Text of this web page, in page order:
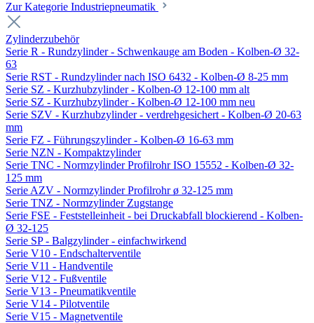
Zur Kategorie Industriepneumatik
Zylinderzubehör
Serie R - Rundzylinder - Schwenkauge am Boden - Kolben-Ø 32-
63
Serie RST - Rundzylinder nach ISO 6432 - Kolben-Ø 8-25 mm
Serie SZ - Kurzhubzylinder - Kolben-Ø 12-100 mm alt
Serie SZ - Kurzhubzylinder - Kolben-Ø 12-100 mm neu
Serie SZV - Kurzhubzylinder - verdrehgesichert - Kolben-Ø 20-63
mm
Serie FZ - Führungszylinder - Kolben-Ø 16-63 mm
Serie NZN - Kompaktzylinder
Serie TNC - Normzylinder Profilrohr ISO 15552 - Kolben-Ø 32-
125 mm
Serie AZV - Normzylinder Profilrohr ø 32-125 mm
Serie TNZ - Normzylinder Zugstange
Serie FSE - Feststelleinheit - bei Druckabfall blockierend - Kolben-
Ø 32-125
Serie SP - Balgzylinder - einfachwirkend
Serie V10 - Endschalterventile
Serie V11 - Handventile
Serie V12 - Fußventile
Serie V13 - Pneumatikventile
Serie V14 - Pilotventile
Serie V15 - Magnetventile